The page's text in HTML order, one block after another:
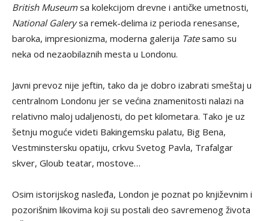
British Museum sa kolekcijom drevne i antičke umetnosti,
National Galerysa remek-delima iz perioda renesanse,
baroka, impresionizma, moderna galerija Tatesamo su
neka od nezaobilaznih mesta u Londonu.
Javni prevoz nije jeftin, tako da je dobro izabrati smeštaj u
centralnom Londonu jer se većina znamenitosti nalazi na
relativno maloj udaljenosti, do pet kilometara. Tako je uz
šetnju moguće videti Bakingemsku palatu, Big Bena,
Vestminstersku opatiju, crkvu Svetog Pavla, Trafalgar
skver, Gloub teatar, mostove…
Osim istorijskog nasleđa, London je poznat po književnim i
pozorišnim likovima koji su postali deo savremenog života